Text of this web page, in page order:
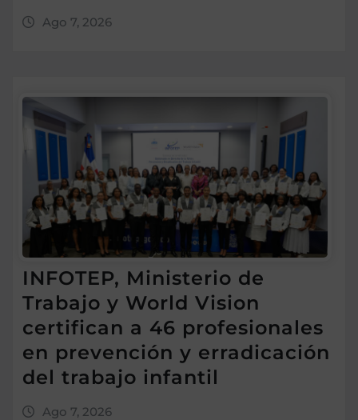
Ago 7, 2026
INFOTEP, Ministerio de
Trabajo y World Vision
certifican a 46 profesionales
en prevención y erradicación
del trabajo infantil
Ago 7, 2026